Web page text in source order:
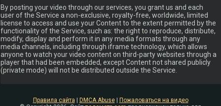
By posting your video through our services, you grant us and each
user of the Service a non-exclusive, royalty-free, worldwide, limited
license to access and use your Content to the extent permitted by the
functionality of the Service, such as: the right to reproduce, distribute,
modify, display and perform it in any media formats through any
media channels, including through iframe technology, which allows
anyone to watch your video content on third-party websites through a
player that had been embedded, except Content not shared publicly
(private mode) will not be distributed outside the Service.
Правила сайта DMCA Abuse|
Пожаловаться на видео